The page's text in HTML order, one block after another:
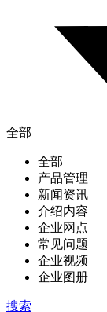
全部
全部
产品管理
新闻资讯
介绍内容
企业网点
常见问题
企业视频
企业图册
搜索